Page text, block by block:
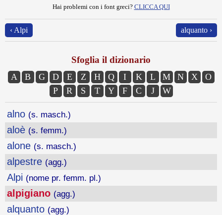
Hai problemi con i font greci? CLICCA QUI
‹ Alpi alquanto ›
Sfoglia il dizionario
A B G D E Z H Q I K L M N X
O
P
R S T Y F C J W
alno (s. masch.)
aloè (s. femm.)
alone (s. masch.)
alpestre (agg.)
Alpi (nome pr. femm. pl.)
alpigiano (agg.)
alquanto (agg.)